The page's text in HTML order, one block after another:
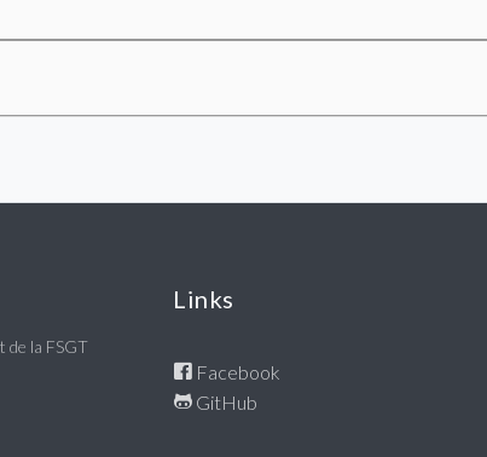
de la FSGT
Links
Facebook
GitHub